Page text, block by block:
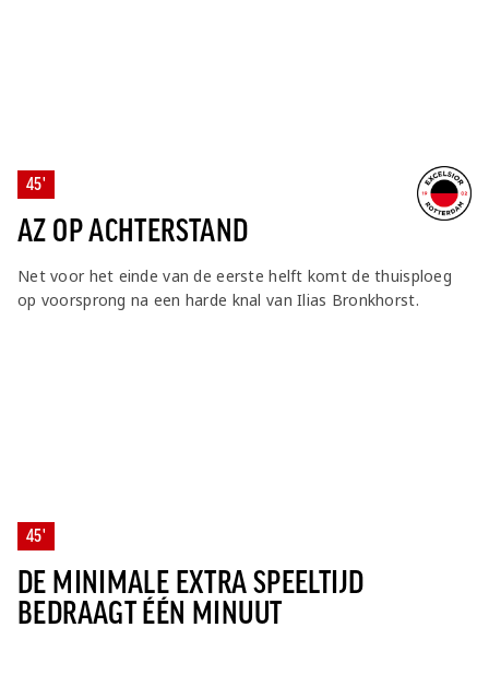
45'
AZ OP ACHTERSTAND
Net voor het einde van de eerste helft komt de thuisploeg
op voorsprong na een harde knal van Ilias Bronkhorst.
45'
DE MINIMALE EXTRA SPEELTIJD
BEDRAAGT ÉÉN MINUUT